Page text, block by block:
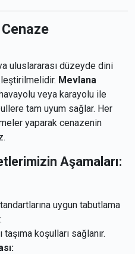
uluslararası düzeyde dini
Mevlana
veya karayolu ile
tam uyum sağlar. Her
yaparak cenazenin
Aşamaları:
uygun tabutlama
koşulları sağlanır.